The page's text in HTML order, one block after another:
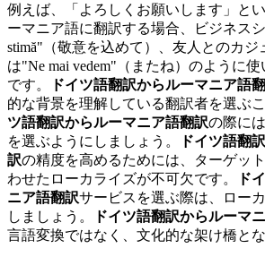
例えば、「よろしくお願いします」と
ーマニア語に翻訳する場合、ビジネス
stimă"（敬意を込めて）、友人とのカジ
は"Ne mai vedem"（またね）のように
です。
ドイツ語翻訳からルーマニア語
的な背景を理解している翻訳者を選ぶ
ツ語翻訳からルーマニア語翻訳の際に
を選ぶようにしましょう。
ドイツ語翻
訳の精度を高めるためには、ターゲッ
わせたローカライズが不可欠です。
ド
ニア語翻訳サービスを選ぶ際は、ロー
しましょう。
ドイツ語翻訳からルーマ
言語変換ではなく、文化的な架け橋とな